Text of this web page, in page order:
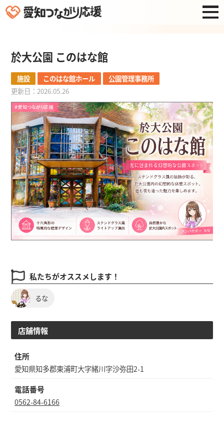
於大公園 このはな館
施設 このはな館ホール
公園管理事務所
更新日：2026.05.26
私たちがオススメします！
るな
店舗情報
住所
愛知県知多郡東浦町大字緒川字沙弥田2-1
電話番号
0562-84-6166